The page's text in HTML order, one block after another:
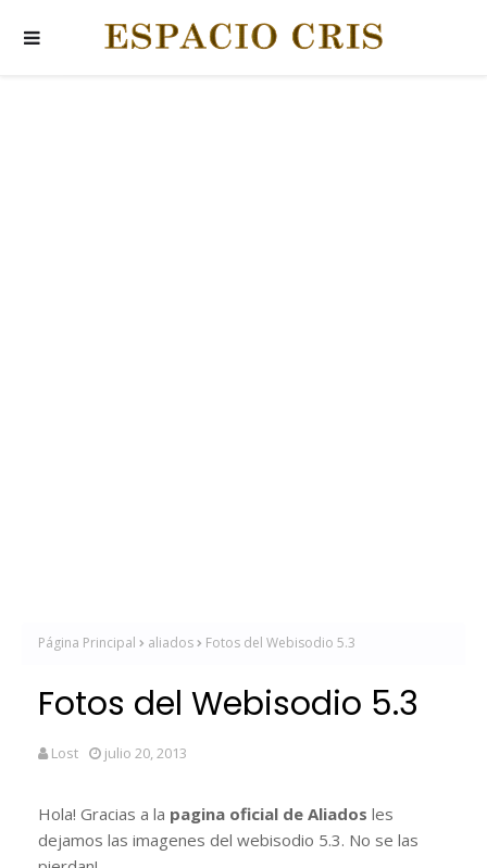
Página Principal aliados Fotos del Webisodio 5.3
Fotos del Webisodio 5.3
Lost julio 20, 2013
Hola! Gracias a la pagina oficial de Aliados les
dejamos las imagenes del webisodio 5.3. No se las